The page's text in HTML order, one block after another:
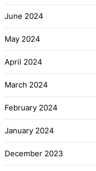
June 2024
May 2024
April 2024
March 2024
February 2024
January 2024
December 2023